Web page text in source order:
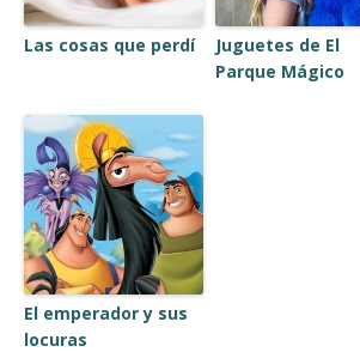
Las cosas que perdí
Juguetes de El
Parque Mágico
El emperador y sus
locuras